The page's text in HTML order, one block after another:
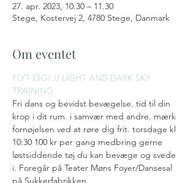
27. apr. 2023, 10.30 – 11.30
Stege, Kostervej 2, 4780 Stege, Danmark
Om eventet
FLYT DIG! // LIGHT AND DARK SKY
TRAINING
Fri dans og bevidst bevægelse. tid til din
krop i dit rum. i samvær med andre. mærk
fornøjelsen ved at røre dig frit. torsdage kl
10:30 100 kr per gang medbring gerne
løstsiddende tøj du kan bevæge og svede
i. Foregår på Teater Møns Foyer/Dansesal
på Sukkerfabrikken